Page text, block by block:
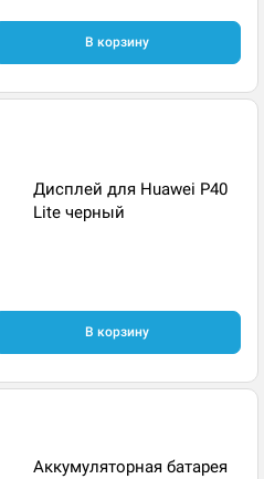
В корзину
Дисплей для Huawei P40
Lite черный
В корзину
Аккумуляторная батарея